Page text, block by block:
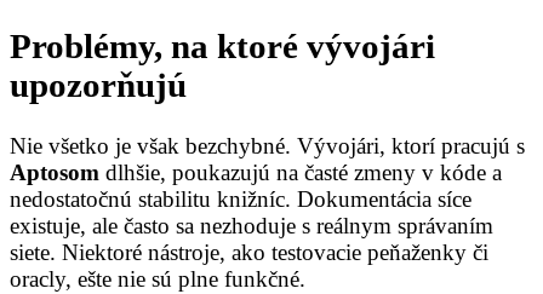
Problémy, na ktoré vývojári
upozorňujú
Nie všetko je však bezchybné. Vývojári, ktorí pracujú s
Aptosom dlhšie, poukazujú na časté zmeny v kóde a
nedostatočnú stabilitu knižníc. Dokumentácia síce
existuje, ale často sa nezhoduje s reálnym správaním
siete. Niektoré nástroje, ako testovacie peňaženky či
oracly, ešte nie sú plne funkčné.